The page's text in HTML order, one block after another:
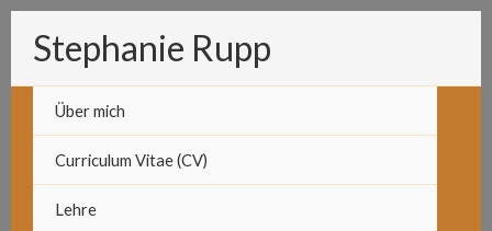
Zum
Inhalt
springenStephanie Rupp
Über mich
Curriculum Vitae (CV)
Lehre